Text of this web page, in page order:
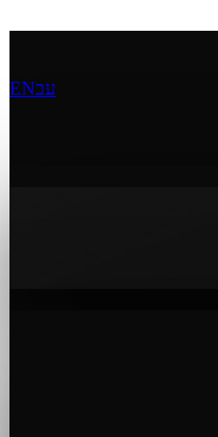
ENעב